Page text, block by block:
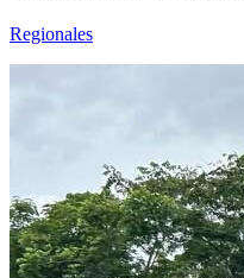
Regionales